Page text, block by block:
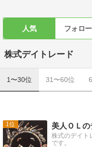
人気 フォロ
株式デイトレード
1〜30位 31〜60位
1 美人ＯＬ
株式のデイト
です。